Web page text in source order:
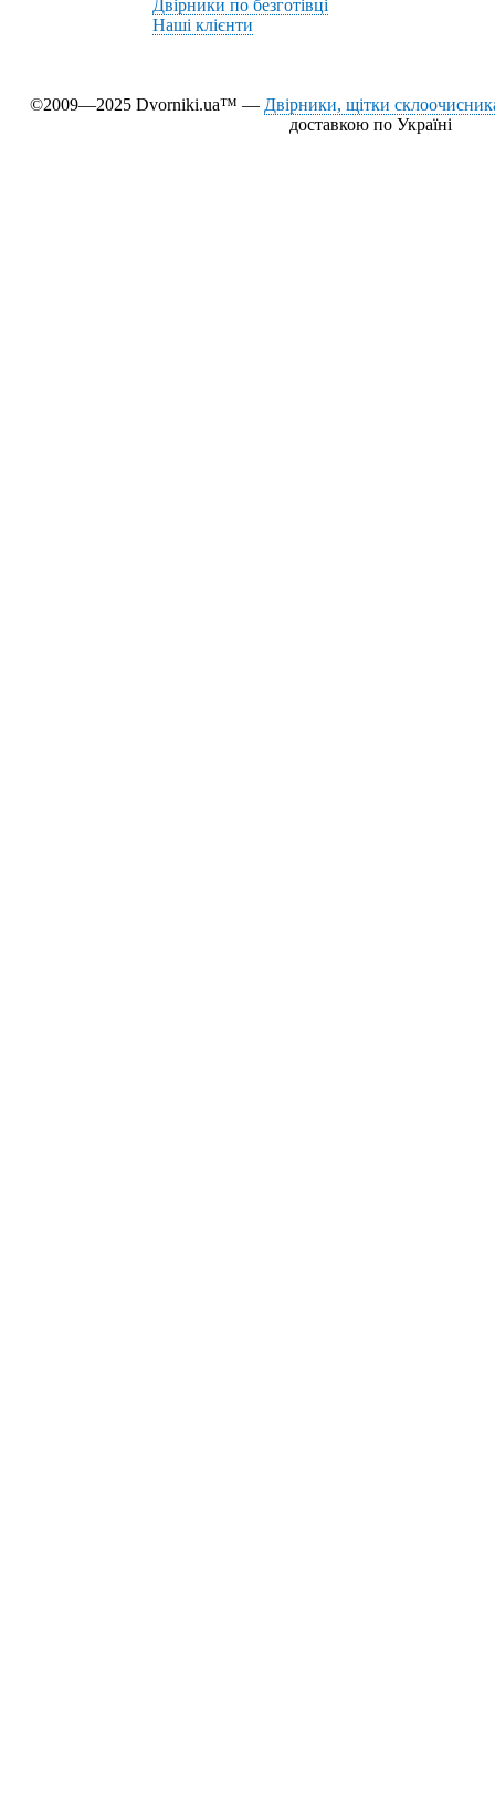
Двірники по безготівці
Наші клієнти
©2009—2025 Dvorniki.ua™ — Двірники, щітки
доставкою по Україні